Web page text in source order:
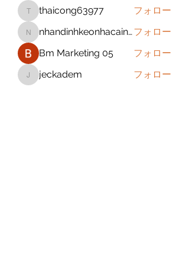
thaicong63977
thaicong63977 フォロー
nhandinhkeonhacainews nhandinhkeonhacainewsフォロー
Bm Marketing 05
フォロー
jeckadem
jeckadem フォロー